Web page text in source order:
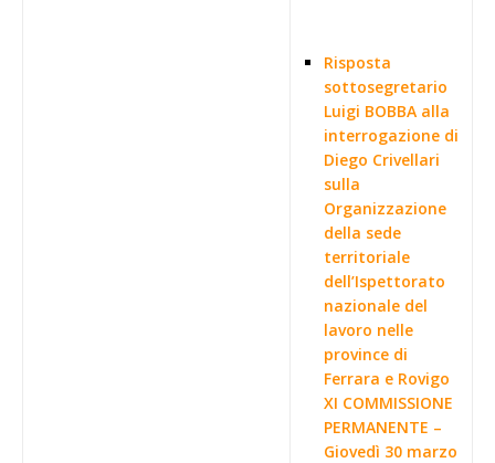
Risposta
sottosegretario
Luigi BOBBA alla
interrogazione di
Diego Crivellari
sulla
Organizzazione
della sede
territoriale
dell’Ispettorato
nazionale del
lavoro nelle
province di
Ferrara e Rovigo
XI COMMISSIONE
PERMANENTE –
Giovedì 30 marzo